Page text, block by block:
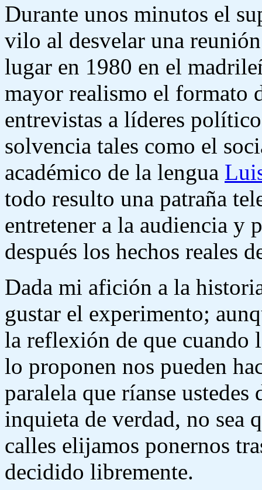
Durante unos minutos el
vilo al desvelar una
lugar en 1980 en el
mayor realismo el formato
entrevistas a líderes
solvencia tales como el
académico de la lengua
todo resulto una patraña
entretener a la audiencia y
después los hechos reales
Dada mi afición a la
gustar el experimento;
la reflexión de que cuando
lo proponen nos pueden
paralela que ríanse ustedes
inquieta de verdad, no sea
calles elijamos ponernos
decidido libremente.